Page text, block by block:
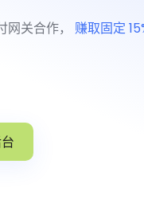
关合作， 赚取固定